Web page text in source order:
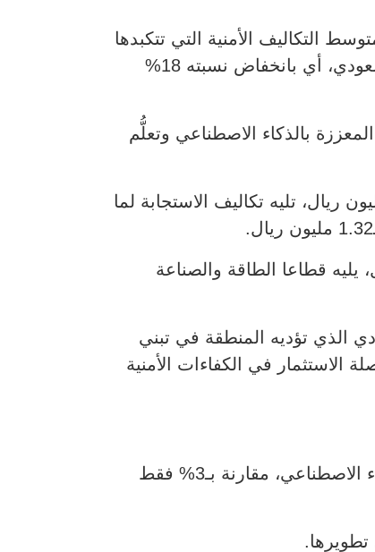
2025 عن تراجع ملحوظ في متوسط التكاليف الأمنية التي تتكبدها
. ووفقًا للتقرير، انخفض متوسط التكلفة إلى 27 مليون ريال سعودي، أي بانخفاض نسبته 18%
بالذكاء الاصطناعي وتعلُّم
الانخفاض، ظلّ فقدان الأعمال يشكل البند الأكبر من بنود التكاليف، بمتوسط بلغ 11.63 مليون ريال، تليه تكاليف الاستجابة لما
أعلى متوسط لتكاليف الخروقات، حيث بلغت 34 مليون ريال، يليه قطاعا الطاقة والصناعة
الذي تؤديه المنطقة في تبني
في الكفاءات الأمنية
41% من المؤسسات في الشرق الأوسط تستخدم ضوابط وصول لحماية أنظمتها القائمة على الذكاء الاصطناعي، مقارنة بـ3% فقط